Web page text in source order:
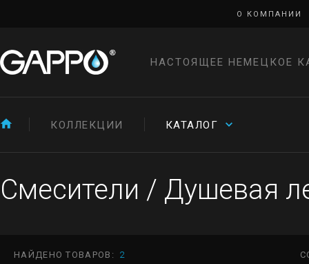
О КОМПАНИИ
НАСТОЯЩЕЕ НЕМЕЦКОЕ
КОЛЛЕКЦИИ КАТАЛОГ
Смесители / Душевая
НАЙДЕНО ТОВАРОВ: 2